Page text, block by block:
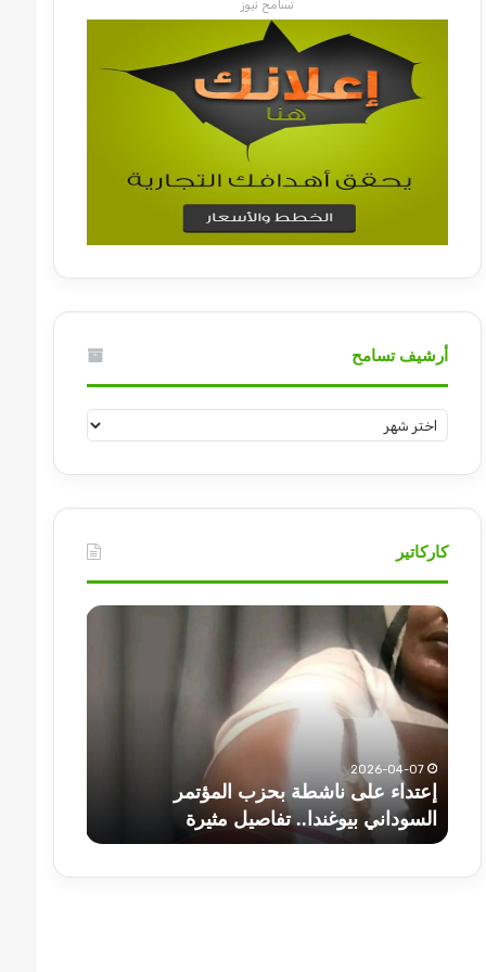
تسامح نيوز
أرشيف تسامح
أرشيف
تسامح
كاركاتير
على ناشطة بحزب المؤتمر
بيوغندا.. تفاصيل مثيرة